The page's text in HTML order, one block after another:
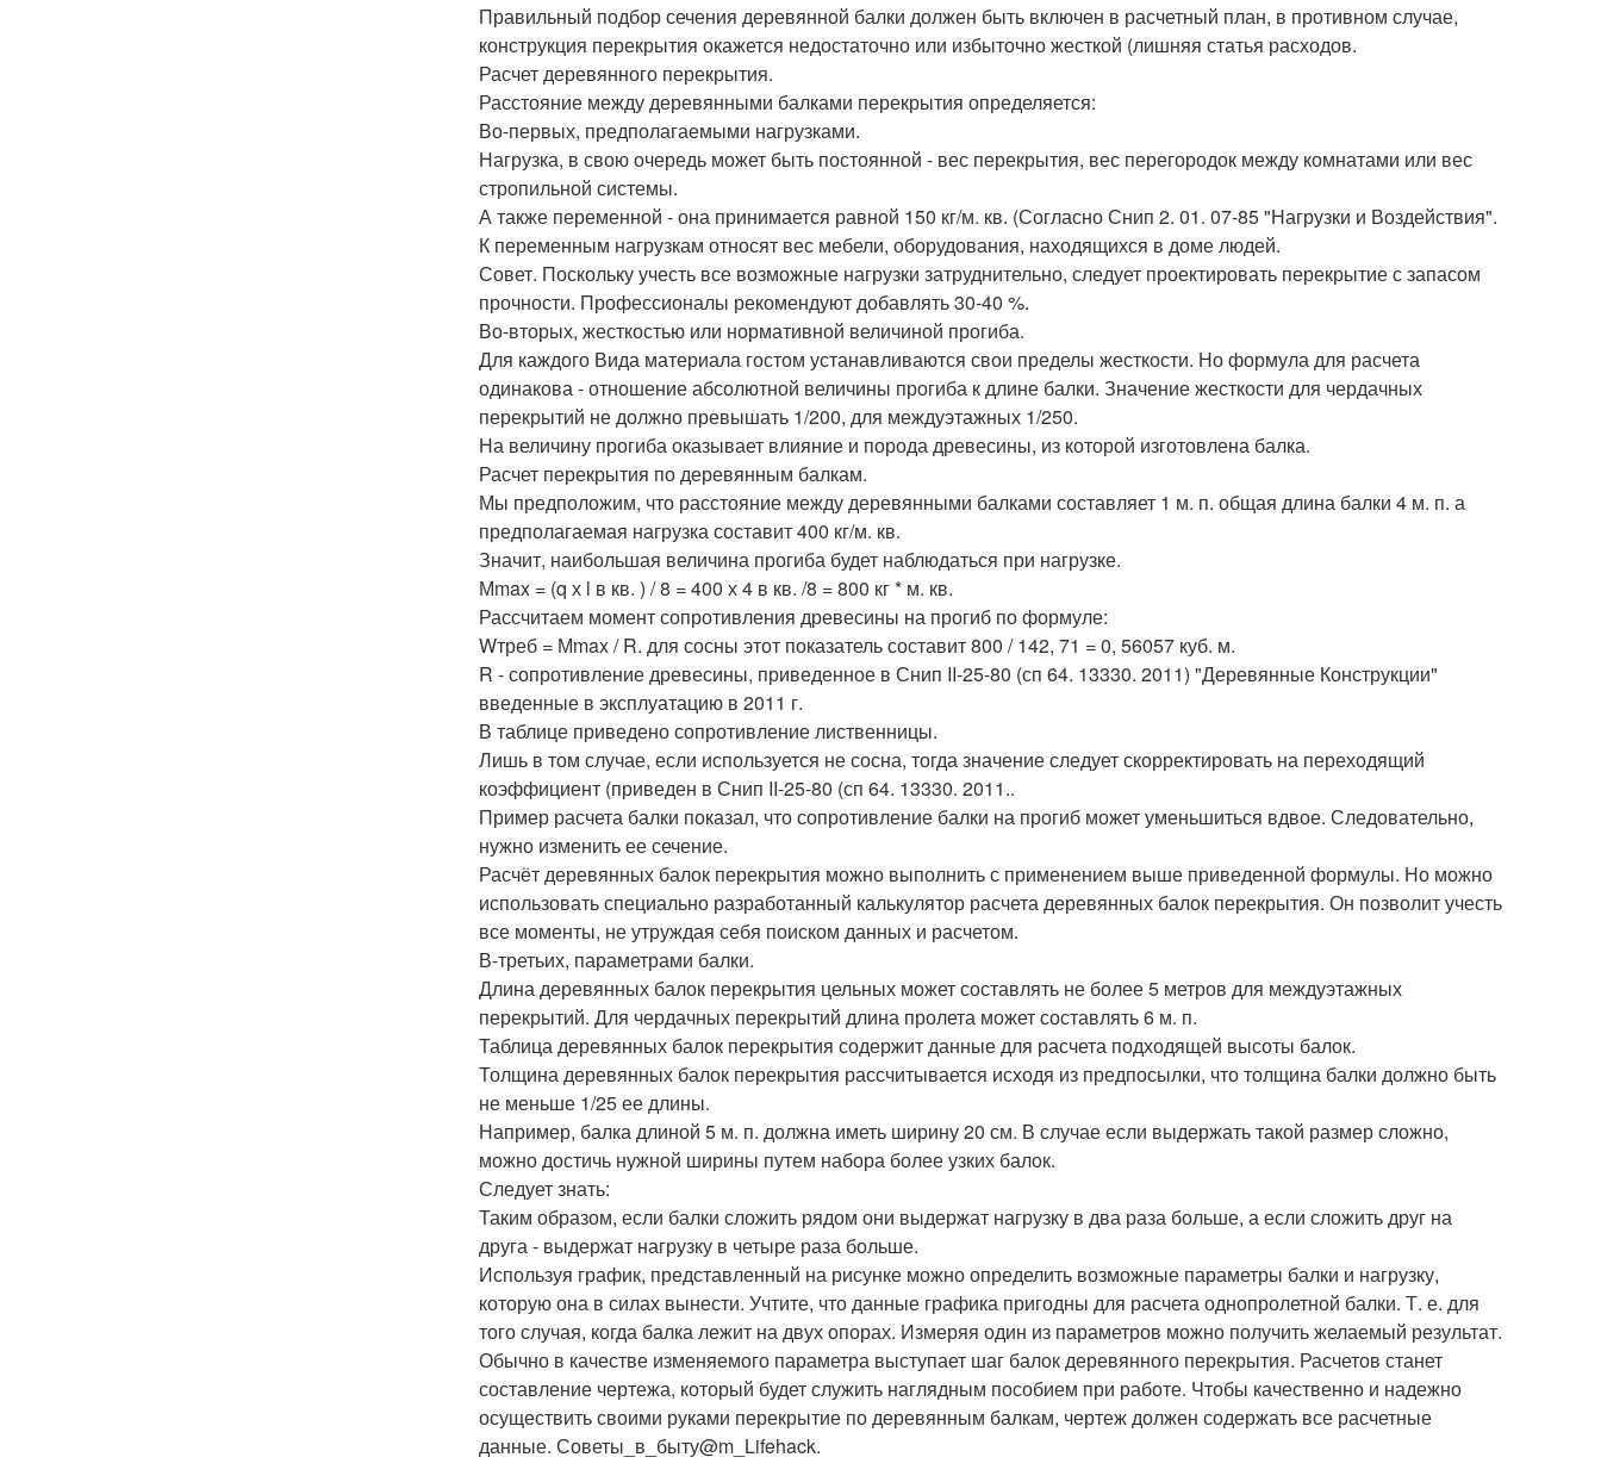
Правильный подбор сечения деревянной балки должен быть включен в расчетный план, в противном случае,
конструкция перекрытия окажется недостаточно или избыточно жесткой (лишняя статья расходов.
Расчет деревянного перекрытия.
Расстояние между деревянными балками перекрытия определяется:
Во-первых, предполагаемыми нагрузками.
Нагрузка, в свою очередь может быть постоянной - вес перекрытия, вес перегородок между комнатами или вес
стропильной системы.
А также переменной - она принимается равной 150 кг/м. кв. (Согласно Снип 2. 01. 07-85 "Нагрузки и Воздействия".
К переменным нагрузкам относят вес мебели, оборудования, находящихся в доме людей.
Совет. Поскольку учесть все возможные нагрузки затруднительно, следует проектировать перекрытие с запасом
прочности. Профессионалы рекомендуют добавлять 30-40 %.
Во-вторых, жесткостью или нормативной величиной прогиба.
Для каждого Вида материала гостом устанавливаются свои пределы жесткости. Но формула для расчета
одинакова - отношение абсолютной величины прогиба к длине балки. Значение жесткости для чердачных
перекрытий не должно превышать 1/200, для междуэтажных 1/250.
На величину прогиба оказывает влияние и порода древесины, из которой изготовлена балка.
Расчет перекрытия по деревянным балкам.
Мы предположим, что расстояние между деревянными балками составляет 1 м. п. общая длина балки 4 м. п. а
предполагаемая нагрузка составит 400 кг/м. кв.
Значит, наибольшая величина прогиба будет наблюдаться при нагрузке.
Мmax = (q х l в кв. ) / 8 = 400 х 4 в кв. /8 = 800 кг * м. кв.
Рассчитаем момент сопротивления древесины на прогиб по формуле:
Wтреб = Мmax / R. для сосны этот показатель составит 800 / 142, 71 = 0, 56057 куб. м.
R - сопротивление древесины, приведенное в Снип II-25-80 (сп 64. 13330. 2011) "Деревянные Конструкции"
введенные в эксплуатацию в 2011 г.
В таблице приведено сопротивление лиственницы.
Лишь в том случае, если используется не сосна, тогда значение следует скорректировать на переходящий
коэффициент (приведен в Снип II-25-80 (сп 64. 13330. 2011..
Пример расчета балки показал, что сопротивление балки на прогиб может уменьшиться вдвое. Следовательно,
нужно изменить ее сечение.
Расчёт деревянных балок перекрытия можно выполнить с применением выше приведенной формулы. Но можно
использовать специально разработанный калькулятор расчета деревянных балок перекрытия. Он позволит учесть
все моменты, не утруждая себя поиском данных и расчетом.
В-третьих, параметрами балки.
Длина деревянных балок перекрытия цельных может составлять не более 5 метров для междуэтажных
перекрытий. Для чердачных перекрытий длина пролета может составлять 6 м. п.
Таблица деревянных балок перекрытия содержит данные для расчета подходящей высоты балок.
Толщина деревянных балок перекрытия рассчитывается исходя из предпосылки, что толщина балки должно быть
не меньше 1/25 ее длины.
Например, балка длиной 5 м. п. должна иметь ширину 20 см. В случае если выдержать такой размер сложно,
можно достичь нужной ширины путем набора более узких балок.
Следует знать:
Таким образом, если балки сложить рядом они выдержат нагрузку в два раза больше, а если сложить друг на
друга - выдержат нагрузку в четыре раза больше.
Используя график, представленный на рисунке можно определить возможные параметры балки и нагрузку,
которую она в силах вынести. Учтите, что данные графика пригодны для расчета однопролетной балки. Т. е. для
того случая, когда балка лежит на двух опорах. Измеряя один из параметров можно получить желаемый результат.
Обычно в качестве изменяемого параметра выступает шаг балок деревянного перекрытия. Расчетов станет
составление чертежа, который будет служить наглядным пособием при работе. Чтобы качественно и надежно
осуществить своими руками перекрытие по деревянным балкам, чертеж должен содержать все расчетные
данные. Советы_в_быту@m_Lifehack.